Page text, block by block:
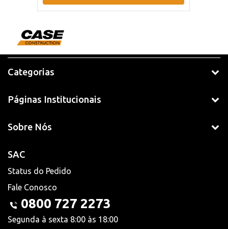
Categorias
Páginas Institucionais
Sobre Nós
SAC
Status do Pedido
Fale Conosco
0800 727 2273
Segunda à sexta 8:00 às 18:00